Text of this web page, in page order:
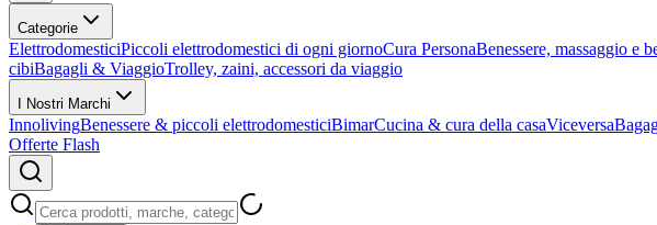
Categorie
ElettrodomesticiPiccoli elettrodomestici di ogni giornoCura PersonaBenessere, massaggio e
cibiBagagli & ViaggioTrolley, zaini, accessori da viaggio
I Nostri Marchi
InnolivingBenessere & piccoli elettrodomesticiBimarCucina & cura della casaViceversa
Offerte Flash